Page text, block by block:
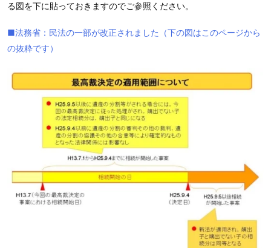
る図を下に貼っておきますのでご参照ください。
■法務省：民法の一部が改正されました（下の図はこのページから
の抜粋です）